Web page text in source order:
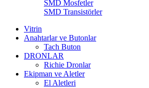
SMD Mosfetler
SMD Transistörler
Vitrin
Anahtarlar ve Butonlar
Tach Buton
DRONLAR
Richie Dronlar
Ekipman ve Aletler
El Aletleri